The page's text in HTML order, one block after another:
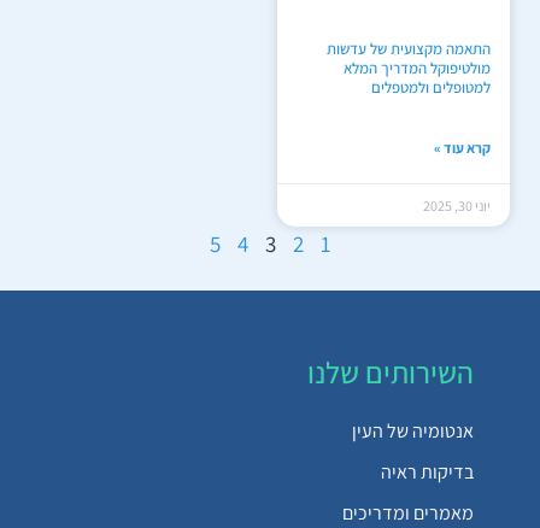
התאמה מקצועית של עדשות
מולטיפוקל המדריך המלא
למטופלים ולמטפלים
קרא עוד »
יוני 30, 2025
1
2
3
4
5
השירותים שלנו
אנטומיה של העין
בדיקות ראיה
מאמרים ומדריכים